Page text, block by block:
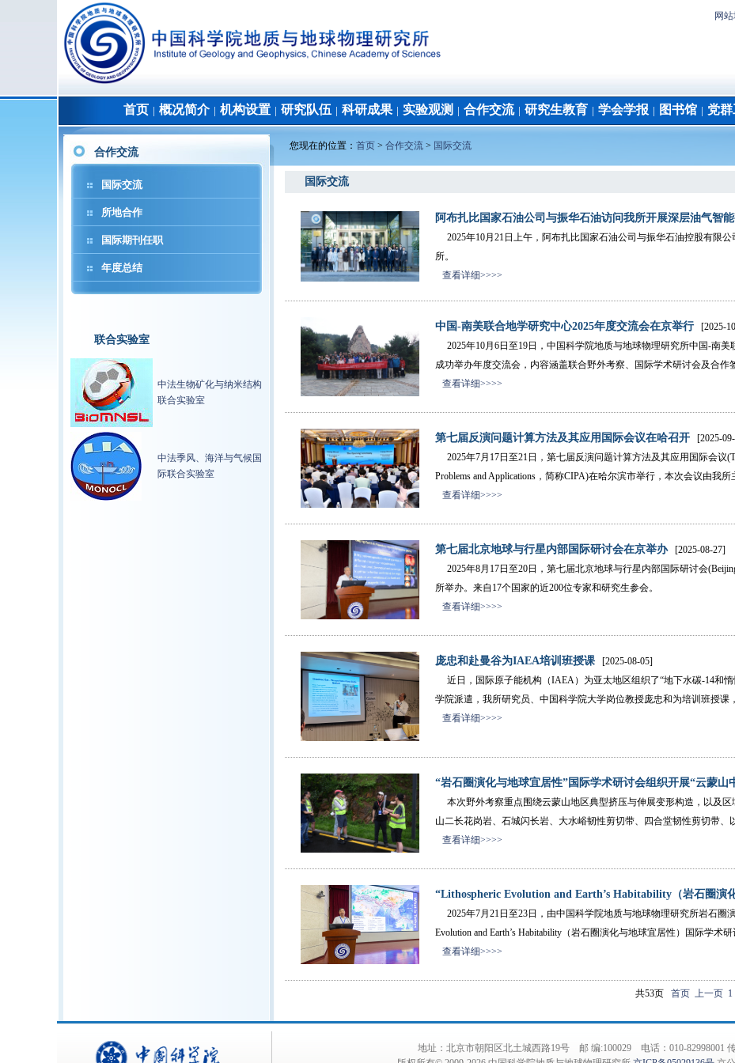
网
首页 概况简介│ 机构设置 研究队伍 科研成果│ 实验观测 合作交流│ 研究生教育 学会学报 图书馆 党
合作交流
国际交流
所地合作
国际期刊任职
年度总结
联合实验室
中法生物矿化与纳米结构
联合实验室
中法季风、海洋与气候国
际联合实验室
您现在的位置： 首页 > 合作交流 > 国际交流
国际交流
阿布扎比国家石油公司与振华石油访问我所开展深层油气智
2025年10月21日上午，阿布扎比国家石油公司与振华石油控股有限
所。
查看详细>>>>
中国-南美联合地学研究中心2025年度交流会在京举行[2025-
2025年10月6日至19日，中国科学院地质与地球物理研究所中国-南美
成功举办年度交流会，内容涵盖联合野外考察、国际学术研讨会及合作
查看详细>>>>
第七届反演问题计算方法及其应用国际会议在哈召开 [2025-
2025年7月17日至21日，第七届反演问题计算方法及其应用国际会议
Problems and Applications，简称CIPA)在哈尔滨市举行，本次会议由我
查看详细>>>>
第七届北京地球与行星内部国际研讨会在京举办[2025-08-27]
2025年8月17日至20日，第七届北京地球与行星内部国际研讨会(Beijing
所举办。来自17个国家的近200位专家和研究生参会。
查看详细>>>>
庞忠和赴曼谷为IAEA培训班授课 [2025-08-05]
近日，国际原子能机构（IAEA）为亚太地区组织了“地下水碳-14和
学院派遣，我所研究员、中国科学院大学岗位教授庞忠和为培训班授课
查看详细>>>>
“岩石圈演化与地球宜居性”国际学术研讨会组织开展“云蒙山
本次野外考察重点围绕云蒙山地区典型挤压与伸展变形构造，以及
山二长花岗岩、石城闪长岩、大水峪韧性剪切带、四合堂韧性剪切带、
查看详细>>>>
“Lithospheric Evolution and Earth’s Habitability（岩石圈演
2025年7月21日至23日，由中国科学院地质与地球物理研究所岩石圈
Evolution and Earth’s Habitability（岩石圈演化与地球宜居性）国际学术
查看详细>>>>
共53页 首页 上一页 1
地址：北京市朝阳区北土城西路19号 邮 编:100029 电话：010-82998001 传